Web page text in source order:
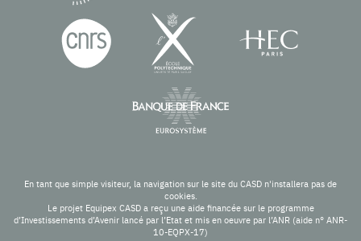
En tant que simple visiteur, la navigation sur le site du CASD n'installera pas de
cookies.
Le projet Equipex CASD a reçu une aide financée sur le programme
d’Investissements d’Avenir lancé par l’Etat et mis en oeuvre par l’ANR (aide n° ANR-
10-EQPX-17)